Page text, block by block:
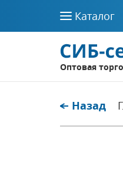
Каталог
Оптовая
Назад